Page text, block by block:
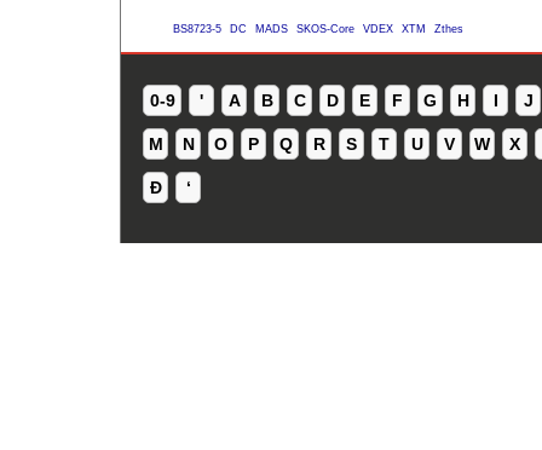
BS8723-5 DC MADS SKOS-Core VDEX XTM Zthes
0-9 ' A B C D E F G H I J
M N O P Q R S T U V W X
Ð ʻ